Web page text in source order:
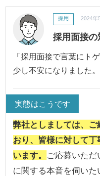
採用面接の
採用 2024年
「採用面接で言葉にト
少し不安になりました
実態はこうです
弊社としましては、
おり、皆様に対して
います。 ご応募いた
に関する本音を伺い